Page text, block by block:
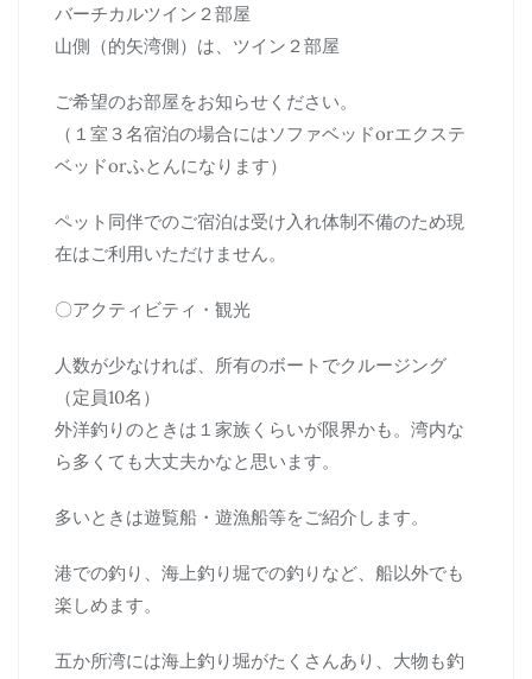
バーチカルツイン２部屋
山側（的矢湾側）は、ツイン２部屋
ご希望のお部屋をお知らせください。
（１室３名宿泊の場合にはソファベッドorエクステ
ベッドorふとんになります）
ペット同伴でのご宿泊は受け入れ体制不備のため現
在はご利用いただけません。
〇アクティビティ・観光
人数が少なければ、所有のボートでクルージング
（定員10名）
外洋釣りのときは１家族くらいが限界かも。湾内な
ら多くても大丈夫かなと思います。
多いときは遊覧船・遊漁船等をご紹介します。
港での釣り、海上釣り堀での釣りなど、船以外でも
楽しめます。
五か所湾には海上釣り堀がたくさんあり、大物も釣